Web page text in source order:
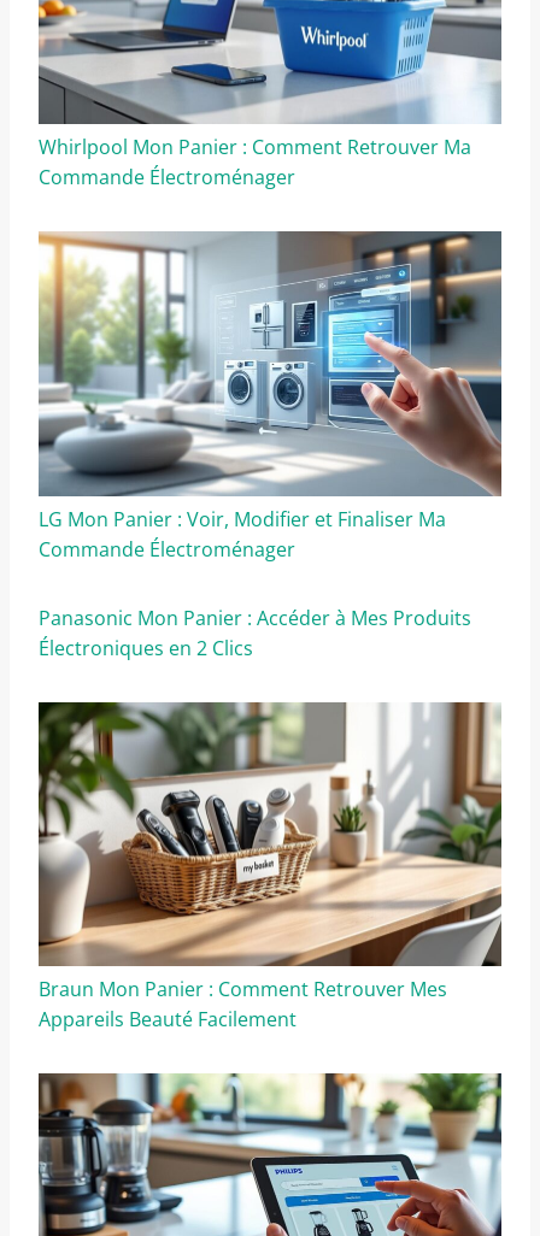
Whirlpool Mon Panier : Comment Retrouver Ma
Commande Électroménager
LG Mon Panier : Voir, Modifier et Finaliser Ma
Commande Électroménager
Panasonic Mon Panier : Accéder à Mes Produits
Électroniques en 2 Clics
Braun Mon Panier : Comment Retrouver Mes
Appareils Beauté Facilement